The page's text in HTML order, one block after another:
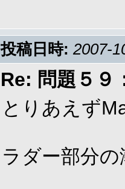
投稿日時: 2007-
Re: 問題５９
とりあえず
ラダー部分の